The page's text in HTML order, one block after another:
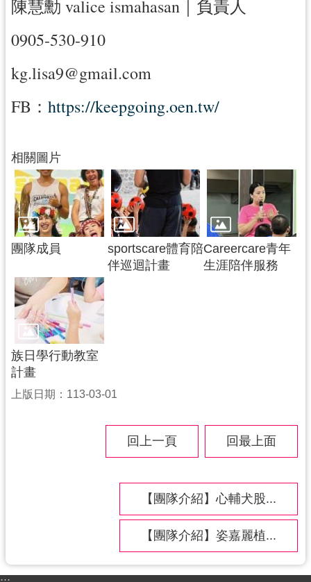
陳慧勳 valice ismahasan｜負責人
0905-530-910
kg.lisa9@gmail.com
FB： https://keepgoing.oen.tw/
相關圖片
團隊成員
sportscare體育陪
伴巡迴計畫
Careercare青年
生涯陪伴服務
族日學行動教室
計畫
上版日期：113-03-01
回上一頁 回最上面
【團隊介紹】心輔犬股...
【團隊介紹】姿嘉麗植...